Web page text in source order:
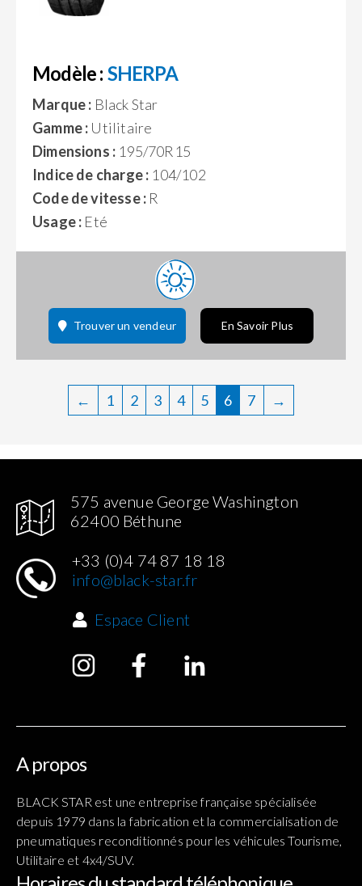
Modèle : SHERPA
Marque : Black Star
Gamme : Utilitaire
Dimensions : 195/70R15
Indice de charge : 104/102
Code de vitesse : R
Usage : Eté
Trouver un vendeur En Savoir Plus
← 1 2 3 4 5 6 7 →
575 avenue George Washington
62400 Béthune
+33 (0)4 74 87 18 18
info@black-star.fr
Espace Client
A propos
BLACK STAR est une entreprise française spécialisée
depuis 1979 dans la fabrication et la commercialisation de
pneumatiques reconditionnés pour les véhicules Tourisme,
Utilitaire et 4x4/SUV.